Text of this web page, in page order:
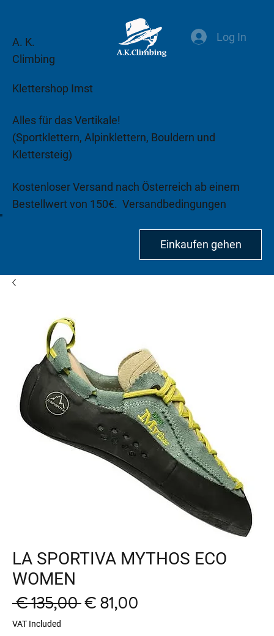
A. K.
Climbing
Klettershop Imst
Alles für das Vertikale!
(Sportklettern, Alpinklettern, Bouldern und
Klettersteig)
Kostenloser Versand nach Österreich ab einem
Bestellwert von 150€. Versandbedingungen
Log In
LA SPORTIVA MYTHOS ECO
WOMEN
€ 135,00 Regular
€ 81,00
VAT Included
Einkaufen gehen